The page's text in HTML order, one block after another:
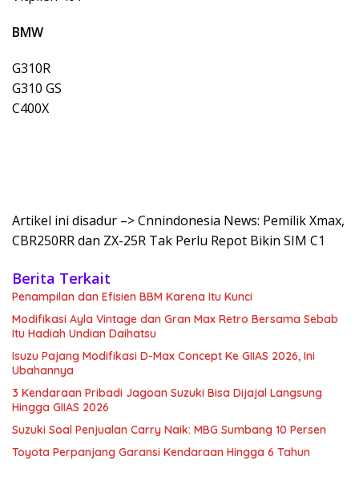
BMW
G310R
G310 GS
C400X
Artikel ini disadur –> Cnnindonesia News: Pemilik Xmax,
CBR250RR dan ZX-25R Tak Perlu Repot Bikin SIM C1
Berita Terkait
Penampilan dan Efisien BBM Karena Itu Kunci
Modifikasi Ayla Vintage dan Gran Max Retro Bersama Sebab
Itu Hadiah Undian Daihatsu
Isuzu Pajang Modifikasi D-Max Concept Ke GIIAS 2026, Ini
Ubahannya
3 Kendaraan Pribadi Jagoan Suzuki Bisa Dijajal Langsung
Hingga GIIAS 2026
Suzuki Soal Penjualan Carry Naik: MBG Sumbang 10 Persen
Toyota Perpanjang Garansi Kendaraan Hingga 6 Tahun